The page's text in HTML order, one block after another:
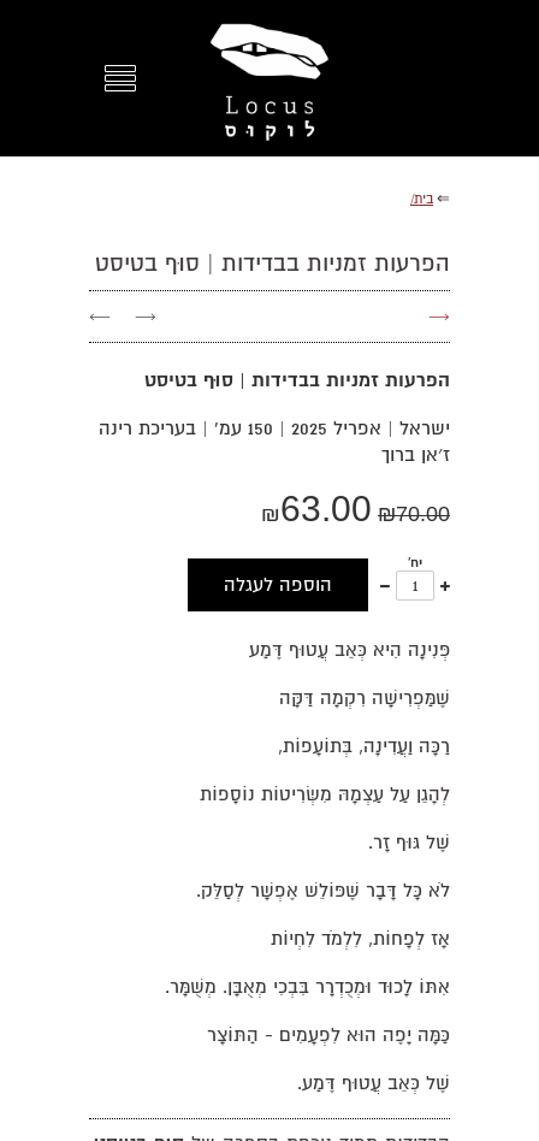
⇐ בית/
הפרעות זמניות בבדידות | סוּף בטיסט
→
→
←
הפרעות זמניות בבדידות | סוּף בטיסט
ישראל | אפריל 2025 | 150 עמ' | בעריכת רינה
ז׳אן ברוך
₪70.00
₪63.00
יח'
עוד
אחד
הוספה לעגלה
פְּנִינָה הִיא כְּאֵב עֲטוּף דֶּמַע
שֶׁמַּפְרִישָׁה רִקְמָה דַּקָּה
רַכָּה וַעֲדִינָה, בְּתוֹעָפוֹת,
לְהָגֵן עַל עַצְמָהּ מִשְּׂרִיטוֹת נוֹסָפוֹת
שֶׁל גּוּף זָר.
לֹא כָּל דָּבָר שֶׁפּוֹלֵשׁ אֶפְשָׁר לְסַלֵּק.
אָז לְפָחוֹת, לִלְמֹד לִחְיוֹת
אִתּוֹ לָכוּד וּמְכֻדְרָר בִּבְכִי מְאֻבָּן. מְשֻׁמָּר.
כַּמָּה יָפֶה הוּא לִפְעָמִים - הַתּוֹצָר
שֶׁל כְּאֵב עֲטוּף דֶּמַע.